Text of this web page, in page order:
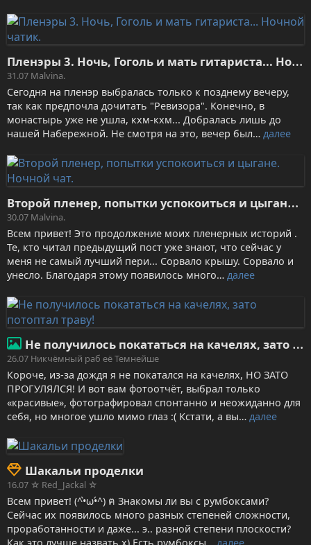
П
ленэры 3. Ночь, Гоголь и мать гитариста... Ночной чатик.
31.07 Malvina.
Сегодня на пленэр выбралась только к позднему вечеру,
так как предпочла дочитать "Ревизора". Конечно, в
монастырь уже не ушла, кхм-кхм... Добралась лишь до
нашей Набережной. Не смотря на это, вечер был… далее
В
торой пленер, попытки успокоиться и цыгане. Ночной чат.
30.07 Malvina.
Всем привет! Это продолжение моих пленерных историй .
Те, кто читал предыдущий пост уже знают, что сейчас у
меня не самый лучший пери... Сорвало крышу. Сорвало и
унесло. Благодаря этому появилось много… далее
Не получилось покататься на качелях, зато потоптал траву!
26.07 Никчёмный раб её Темнейше
Короче, из-за дождя я не покатался на качелях, НО ЗАТО
ПРОГУЛЯЛСЯ! И вот вам фотоотчёт, выбрал только
«красивые», фотографировал спонтанно и неожиданно для
себя, но многое ушло мимо глаз :( Кстати, а вы… далее
Шакальи проделки
16.07 ☆ Red_Jackal ☆
Всем привет! (^•̀ω•́^) ฅ Знакомы ли вы с румбоксами?
Сейчас их появилось много разных степеней сложности,
проработанности и даже... э.. разной степени плоскости?